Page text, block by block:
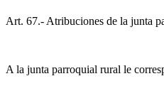
Art. 67.- Atribuciones de la junta
A la junta parroquial rural le